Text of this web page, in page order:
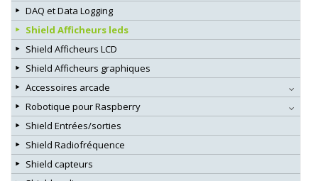
DAQ et Data Logging
Shield Afficheurs leds
Shield Afficheurs LCD
Shield Afficheurs graphiques
Accessoires arcade
Robotique pour Raspberry
Shield Entrées/sorties
Shield Radiofréquence
Shield capteurs